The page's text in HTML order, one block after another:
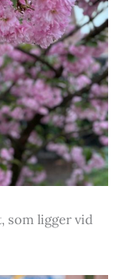
som ligger vid